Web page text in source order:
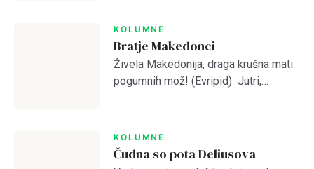
Otvoritvena tekma z Bravom je to […]
KOLUMNE
Bratje Makedonci
Živela Makedonija, draga krušna mati
pogumnih mož! (Evripid) Jutri,
Makedonskega etnografskega
muzeja, ki jih bo moral nekdo plačati.
(Lidija Dimovska) […]
KOLUMNE
Čudna so pota Deliusova
SIGN IN